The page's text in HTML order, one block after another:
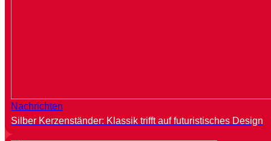
Nachrichten
Silber Kerzenständer: Klassik trifft auf futuristisches Design